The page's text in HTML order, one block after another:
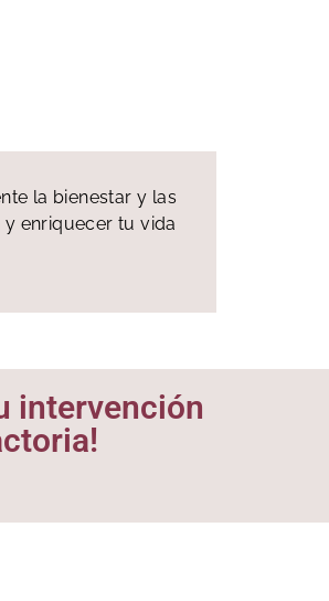
la bienestar y las
enriquecer tu vida
intervención